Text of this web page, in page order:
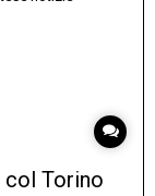
col Torino